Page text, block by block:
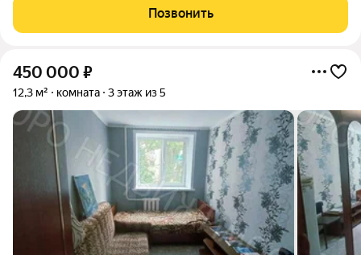
комнате всегда тихо. Сторона: Солнечная! В комнате всегда
много естественного
Позвонить
450 000 ₽
12,3 м² комната 3 этаж из 5